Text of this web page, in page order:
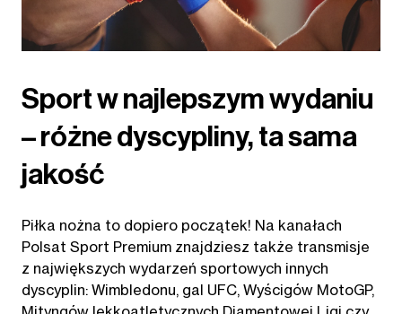
Sport w najlepszym wydaniu
– różne dyscypliny, ta sama
jakość
Piłka nożna to dopiero początek! Na kanałach
Polsat Sport Premium znajdziesz także transmisje
z największych wydarzeń sportowych innych
dyscyplin: Wimbledonu, gal UFC, Wyścigów MotoGP,